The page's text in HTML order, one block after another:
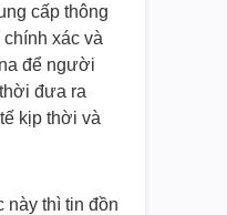
cấp thông
xác và
để người
đưa ra
kịp thời và
này thì tin đồn